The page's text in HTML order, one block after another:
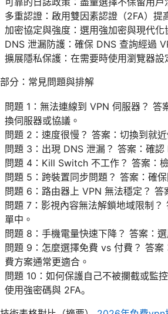
多重認證：啟用雙因素認證（2FA）提
加密協定與強度：選用強加密與現代
DNS 泄漏防護：確保 DNS 查詢經過
擴展隱私保護：在需要時使用瀏覽器
分：常見問題與排解
問題 1：無法連線到 VPN 伺服器？
換伺服器或協議。
問題 2：速度很慢？ 答案：切換到就
問題 3：出現 DNS 泄漏？ 答案：確
問題 4：Kill Switch 不工作？ 答案：
問題 5：跨裝置同步問題？ 答案：確
問題 6：路由器上 VPN 無法穩定？
問題 7：影視內容無法解鎖地域限制
單中。
問題 8：手機電量快速下降？ 答案：
問題 9：怎麼選擇免費 vs 付費？ 答
費方案通常更適合。
問題 10：如何保護自己不被攔截或監
使用強密碼與 2FA。